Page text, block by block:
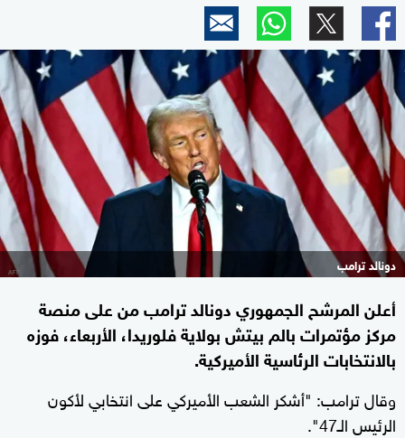
دونالد ترامب
أعلن المرشح الجمهوري دونالد ترامب من على منصة
مركز مؤتمرات بالم بيتش بولاية فلوريدا، الأربعاء، فوزه
بالانتخابات الرئاسية الأميركية.
وقال ترامب: "أشكر الشعب الأميركي على انتخابي لأكون
الرئيس الـ47".